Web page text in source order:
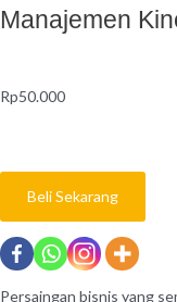
Manajemen
Rp50.000
Beli Sekarang
Persaingan bisnis yang